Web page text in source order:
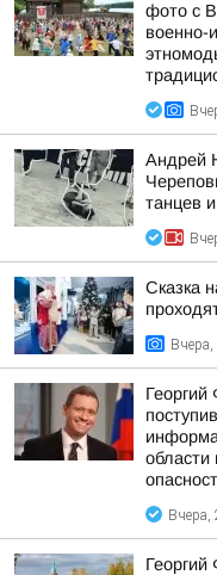
фото с
военно-
Андрей
танцев
Сказка
Вчера,